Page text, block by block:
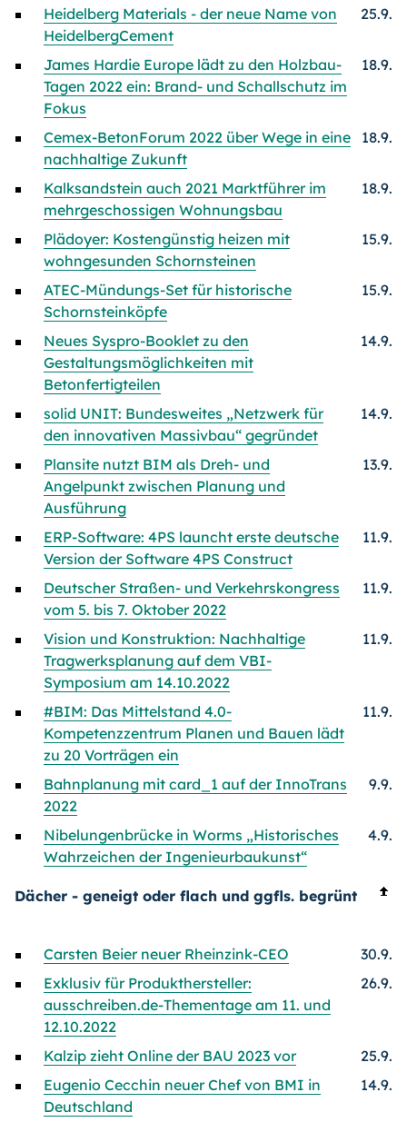
Heidelberg Materials - der neue Name von
HeidelbergCement
25.9.
James Hardie Europe lädt zu den Holzbau-
Tagen 2022 ein: Brand- und Schallschutz im
Fokus
18.9.
Cemex-BetonForum 2022 über Wege in eine
nachhaltige Zukunft
18.9.
Kalksandstein auch 2021 Marktführer im
mehrgeschossigen Wohnungsbau
18.9.
Plädoyer: Kostengünstig heizen mit
wohngesunden Schornsteinen
15.9.
ATEC-Mündungs-Set für historische
Schornsteinköpfe
15.9.
Neues Syspro-Booklet zu den
Gestaltungsmöglichkeiten mit
Betonfertigteilen
14.9.
solid UNIT: Bundesweites „Netzwerk für
den innovativen Massivbau“ gegründet
14.9.
Plansite nutzt BIM als Dreh- und
Angelpunkt zwischen Planung und
Ausführung
13.9.
ERP-Software: 4PS launcht erste deutsche
Version der Software 4PS Construct
11.9.
Deutscher Straßen- und Verkehrskongress
vom 5. bis 7. Oktober 2022
11.9.
Vision und Konstruktion: Nachhaltige
Tragwerksplanung auf dem VBI-
Symposium am 14.10.2022
11.9.
#BIM: Das Mittelstand 4.0-
Kompetenzzentrum Planen und Bauen lädt
zu 20 Vorträgen ein
11.9.
Bahnplanung mit card_1 auf der InnoTrans
2022
9.9.
Nibelungenbrücke in Worms „Historisches
Wahrzeichen der Ingenieurbaukunst“
4.9.
Dächer - geneigt oder flach und ggfls. begrünt
Carsten Beier neuer Rheinzink-CEO
30.9.
Exklusiv für Produkthersteller:
ausschreiben.de-Thementage am 11. und
12.10.2022
26.9.
Kalzip zieht Online der BAU 2023 vor
25.9.
Eugenio Cecchin neuer Chef von BMI in
Deutschland
14.9.